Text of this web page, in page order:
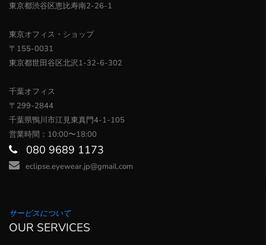
東京都渋谷区恵比寿南2-26-1
東京オフィス・ショップ
〒155-0031
東京都世田谷区北沢1-32-6-302
千葉オフィス
〒299-2844
千葉県鴨川市江見東真門4-1-105
営業時間：10:00〜18:00
080 9689 1173
eclipse.eyewear.jp@gmail.com
サービスについて
OUR SERVICES